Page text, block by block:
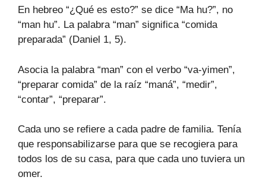
En hebreo “¿Qué es esto?” se dice “Ma hu?”, no
“man hu”. La palabra “man” significa “comida
preparada” (Daniel 1, 5).
Asocia la palabra “man” con el verbo “va-yimen”,
“preparar comida” de la raíz “maná”, “medir”,
“contar”, “preparar”.
Cada uno se refiere a cada padre de familia. Tenía
que responsabilizarse para que se recogiera para
todos los de su casa, para que cada uno tuviera un
omer.